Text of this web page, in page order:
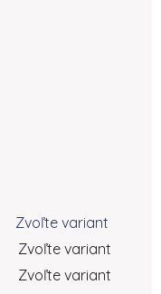
Zvoľte variant
Zvoľte variant
Zvoľte variant